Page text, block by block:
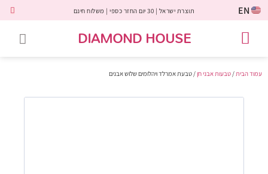
EN תוצרת ישראל | 30 יום החזר כספי | משלוח חינם
DIAMOND HOUSE
עמוד הבית / טבעות אבני חן/ טבעת אמרלד ויהלומים שלוש אבנים